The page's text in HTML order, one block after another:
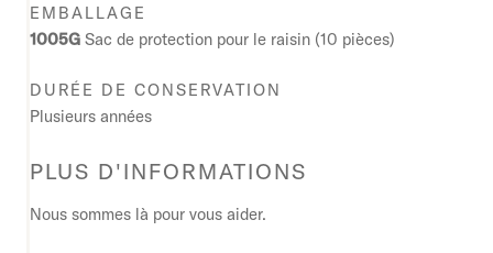
EMBALLAGE
1005G Sac de protection pour le raisin (10 pièces)
DURÉE DE CONSERVATION
Plusieurs années
PLUS D'INFORMATIONS
Nous sommes là pour vous aider.